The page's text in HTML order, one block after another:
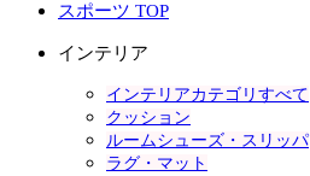
スポーツ TOP
インテリア
インテリアカテゴリすべて
クッション
ルームシューズ・スリッパ
ラグ・マット